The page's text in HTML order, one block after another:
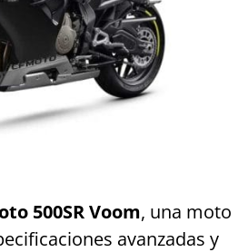
500SR Voom, una moto
avanzadas y